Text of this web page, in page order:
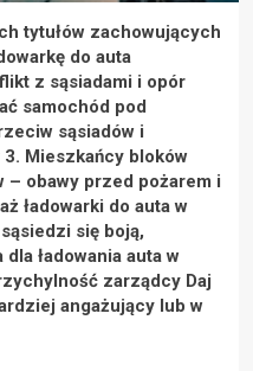
tytułów zachowujących
do auta
z sąsiadami i opór
samochód pod
sąsiadów i
Mieszkańcy bloków
– obawy przed pożarem i
ładowarki do auta w
się boją,
ładowania auta w
zarządcy Daj
angażujący lub w